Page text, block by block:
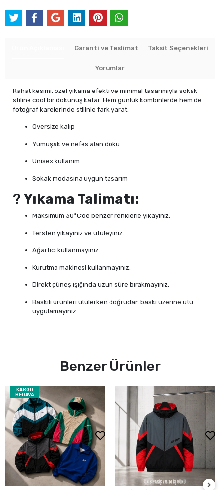
Garanti ve Teslimat Taksit Seçenekleri
Yorumlar
Rahat kesimi, özel yıkama efekti ve minimal tasarımıyla sokak
stiline cool bir dokunuş katar. Hem günlük kombinlerde hem de
fotoğraf karelerinde stilinle fark yarat.
Oversize kalıp
Yumuşak ve nefes alan doku
Unisex kullanım
Sokak modasına uygun tasarım
? Yıkama Talimatı:
Maksimum 30°C’de benzer renklerle yıkayınız.
Tersten yıkayınız ve ütüleyiniz.
Ağartıcı kullanmayınız.
Kurutma makinesi kullanmayınız.
Direkt güneş ışığında uzun süre bırakmayınız.
Baskılı ürünleri ütülerken doğrudan baskı üzerine ütü
uygulamayınız.
Benzer Ürünler
KARGO
BEDAVA